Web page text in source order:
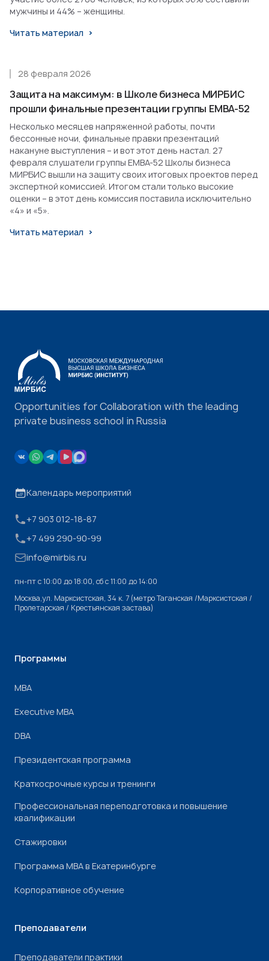
мужчины и 44% – женщины.
Читать материал
Защита на максимум: в Школе бизнеса МИРБИС
прошли финальные презентации группы EMBA-52
28 февраля 2026
Несколько месяцев напряженной работы, почти
бессонные ночи, финальные правки презентаций
накануне выступления – и вот этот день настал. 27
февраля слушатели группы EMBA-52 Школы бизнеса
МИРБИС вышли на защиту своих итоговых проектов перед
экспертной комиссией. Итогом стали только высокие
оценки – в этот день комиссия поставила исключительно
«4» и «5».
Читать материал
Opportunities for Collaboration with the leading
private business school in Russia
Календарь мероприятий
+7 903 012-18-87
+7 499 290-90-99
info@mirbis.ru
пн-пт с 10:00 до 18:00, cб с 11:00 до 14:00
Москва,ул. Марксистская, 34 к. 7 (метро Таганская /Марксистская /
Пролетарская / Крестьянская застава)
Программы
МВА
Executive MBA
DBA
Президентская программа
Краткосрочные курсы и тренинги
Профессиональная переподготовка и повышение
квалификации
Стажировки
Программа МВА в Екатеринбурге
Корпоративное обучение
Преподаватели
Преподаватели практики